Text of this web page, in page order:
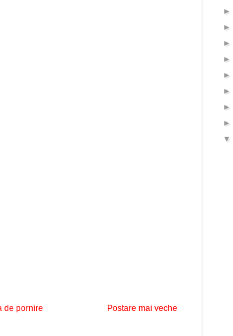
Postare mai veche
de pornire
►
►
►
►
►
►
►
►
▼